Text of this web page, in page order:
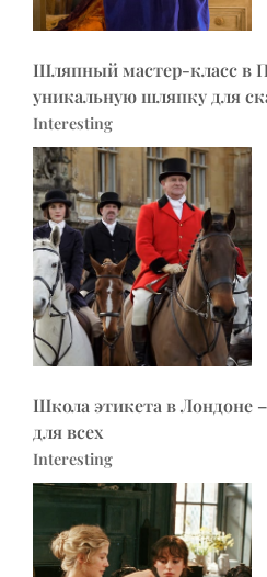
Шляпный мастер-класс в
уникальную шляпку для
Interesting
Школа этикета в Лондоне
для всех
Interesting